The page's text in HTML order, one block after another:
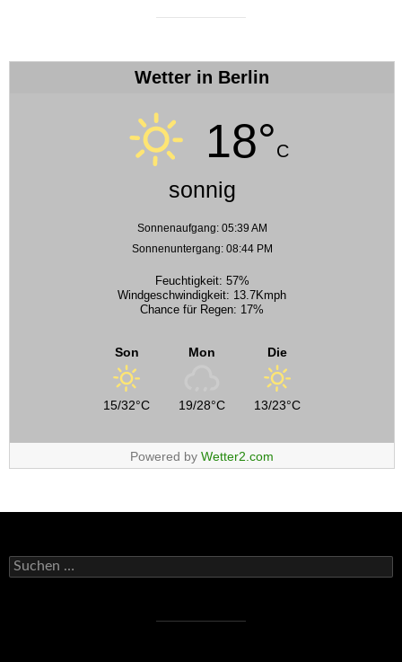
Wetter in Berlin
18°C
sonnig
Sonnenaufgang: 05:39 AM
Sonnenuntergang: 08:44 PM
Feuchtigkeit: 57%
Windgeschwindigkeit: 13.7Kmph
Chance für Regen: 17%
Son
15/32°C
Mon
19/28°C
Die
13/23°C
Powered by Wetter2.com
Suchen
nach: